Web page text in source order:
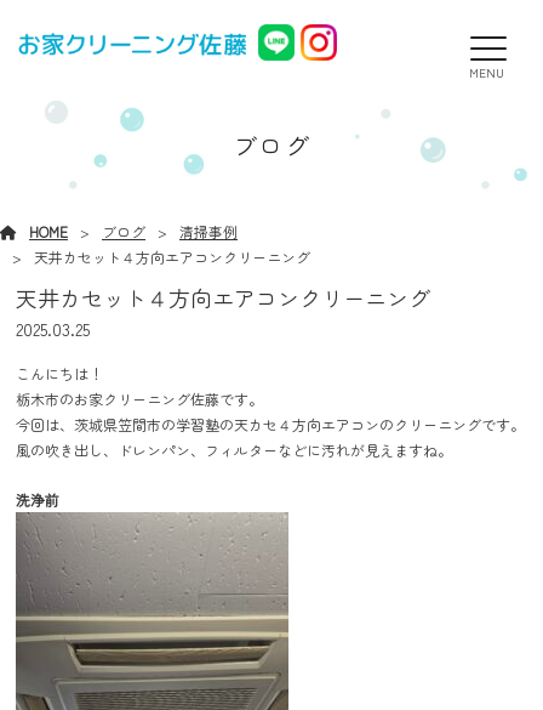
MENU
ブログ
HOME ブログ
清掃事例
天井カセット４方向エアコンクリーニング
天井カセット４方向エアコンクリーニング
2025.03.25
こんにちは！
栃木市のお家クリーニング佐藤です。
今回は、茨城県笠間市の学習塾の天カセ４方向エアコンのクリーニングです。
風の吹き出し、ドレンパン、フィルターなどに汚れが見えますね。
洗浄前